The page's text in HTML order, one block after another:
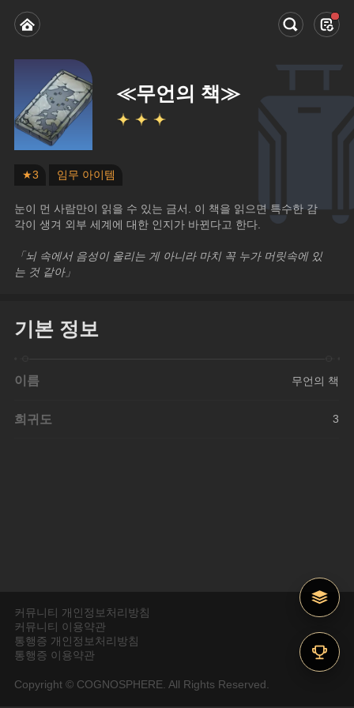
≪무언의 책≫
★3 임무 아이템
눈이 먼 사람만이 읽을 수 있는 금서. 이 책을 읽으면 특수한 감
각이 생겨 외부 세계에 대한 인지가 바뀐다고 한다.
「뇌 속에서 음성이 울리는 게 아니라 마치 꼭 누가 머릿속에 있
는 것 같아」
기본 정보
이름 무언의 책
희귀도 3
커뮤니티 개인정보처리방침
커뮤니티 이용약관
통행증 개인정보처리방침
통행증 이용약관
Copyright © COGNOSPHERE. All Rights Reserved.